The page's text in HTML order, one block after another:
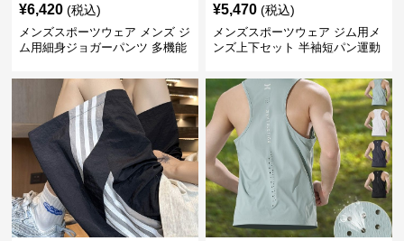
¥6,420 (税込)
メンズスポーツウェア メンズ ジ
ム用細身ジョガーパンツ 多機能
¥5,470 (税込)
メンズスポーツウェア ジム用メ
ンズ上下セット 半袖短パン運動